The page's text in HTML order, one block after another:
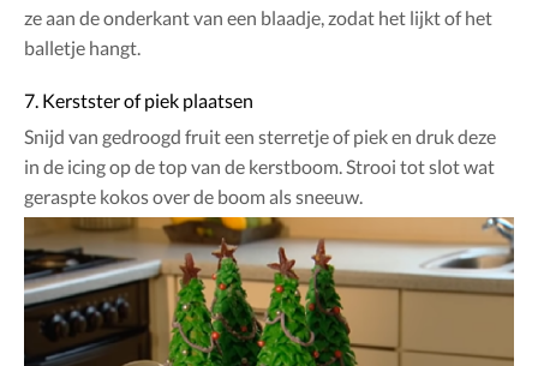
ze aan de onderkant van een blaadje, zodat het lijkt of het
balletje hangt.
7. Kerstster of piek plaatsen
Snijd van gedroogd fruit een sterretje of piek en druk deze
in de icing op de top van de kerstboom. Strooi tot slot wat
geraspte kokos over de boom als sneeuw.